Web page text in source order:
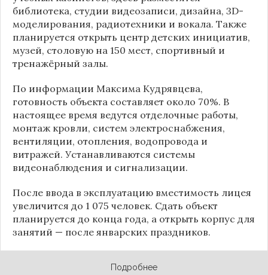
библиотека, студии видеозаписи, дизайна, 3D-
моделирования, радиотехники и вокала. Также
планируется открыть центр детских инициатив,
музей, столовую на 150 мест, спортивный и
тренажёрный залы.
По информации Максима Кудрявцева,
готовность объекта составляет около 70%. В
настоящее время ведутся отделочные работы,
монтаж кровли, систем электроснабжения,
вентиляции, отопления, водопровода и
витражей. Устанавливаются системы
видеонаблюдения и сигнализации.
После ввода в эксплуатацию вместимость лицея
увеличится до 1 075 человек. Сдать объект
планируется до конца года, а открыть корпус для
занятий — после январских праздников.
Подробнее